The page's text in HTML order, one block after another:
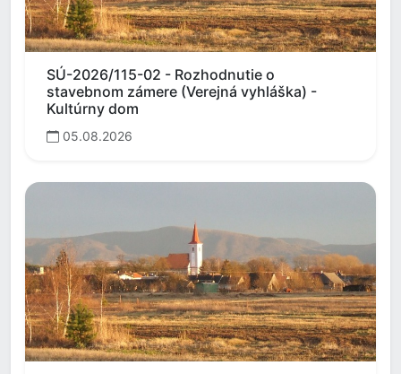
SÚ-2026/115-02 - Rozhodnutie o
stavebnom zámere (Verejná vyhláška) -
Kultúrny dom
05.08.2026